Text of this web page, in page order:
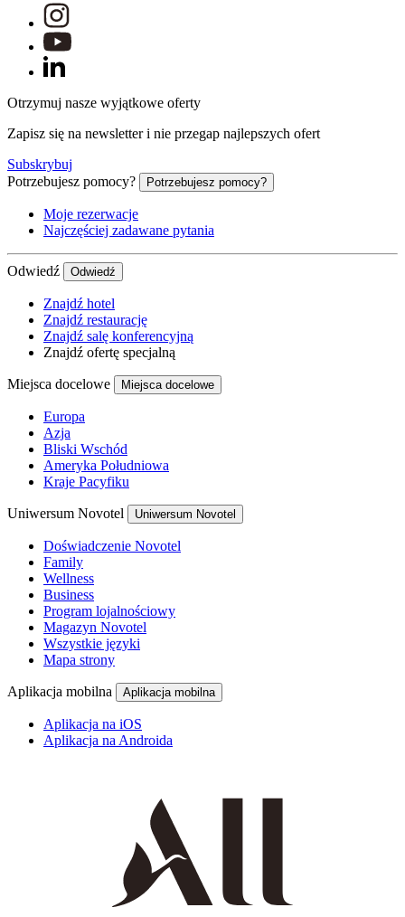
Otrzymuj nasze wyjątkowe oferty
Zapisz się na newsletter i nie przegap najlepszych ofert
Subskrybuj
Potrzebujesz pomocy?
Potrzebujesz pomocy?
Moje rezerwacje
Najczęściej zadawane pytania
Odwiedź Odwiedź
Znajdź hotel
Znajdź restaurację
Znajdź salę konferencyjną
Znajdź ofertę specjalną
Miejsca docelowe Miejsca docelowe
Europa
Azja
Bliski Wschód
Ameryka Południowa
Kraje Pacyfiku
Uniwersum Novotel Uniwersum Novotel
Doświadczenie Novotel
Family
Wellness
Business
Program lojalnościowy
Magazyn Novotel
Wszystkie języki
Mapa strony
Aplikacja mobilna Aplikacja mobilna
Aplikacja na iOS
Aplikacja na Androida